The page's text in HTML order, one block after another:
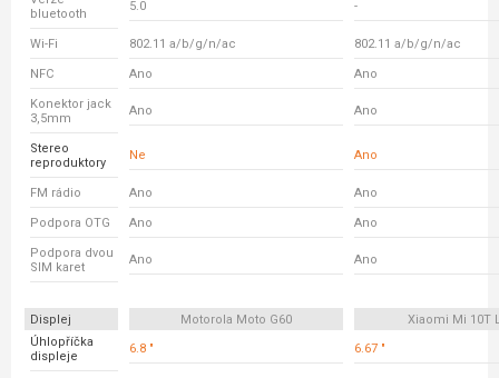
bluetooth
5.0 -
Wi-Fi 802.11 a/b/g/n/ac 802.11 a/b/g/n/ac
NFC Ano Ano
Konektor jack
3,5mm
Ano Ano
Stereo
reproduktory
Ne Ano
FM rádio Ano Ano
Podpora OTG Ano Ano
Podpora dvou
SIM karet
Ano Ano
Displej Motorola Moto G60
Xiaomi Mi 10T
Úhlopříčka
displeje
6.8 " 6.67 "